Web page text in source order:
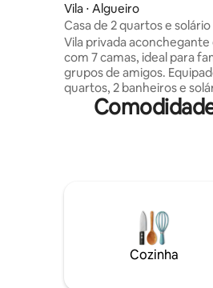
Vila ⋅ Algueiro
Casa de 2 quartos e
para o mar
Vila privada
com 7 camas, ideal para
grupos de amigos.
quartos, 2 banheiros e
qual você pode desfrutar
panorâmica do mar, da
Estacionamento privado
possibilidade de encontrar
estacionamento adicionais
proximidades.Cozinha